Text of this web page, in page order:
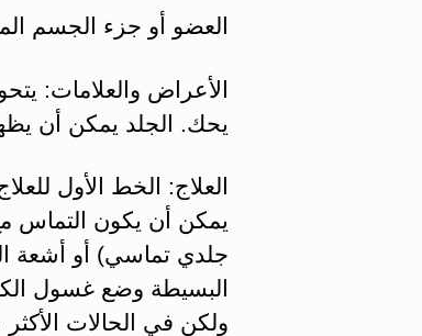
العضو أو جزء الجسم
الأعراض والعلامات:
يحك. الجلد يمكن أن
العلاج: الخط الأول
يمكن أن يكون التماس
جلدي تماسي) أو أشعة
البسيطة وضع غسول
ولكن في الحالات